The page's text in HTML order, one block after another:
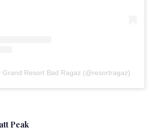
Grand Resort Bad Ragaz (@resortragaz)
Peak